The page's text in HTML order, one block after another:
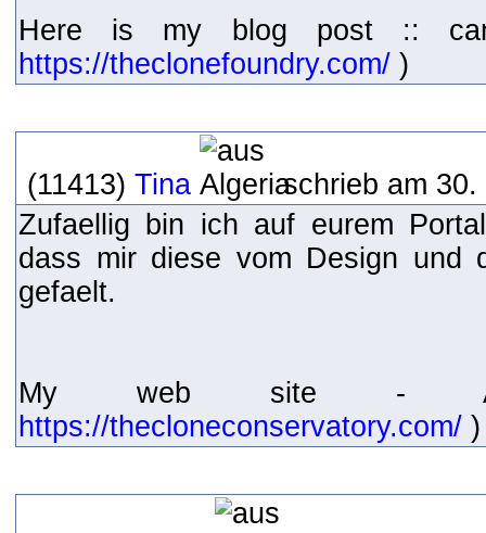
Here is my blog post ::
https://theclonefoundry.com/ )
(11413) Tina
schrieb am
Zufaellig bin ich auf eurem
dass mir diese vom Design und
gefaelt.
My web site -
https://thecloneconservatory.com/